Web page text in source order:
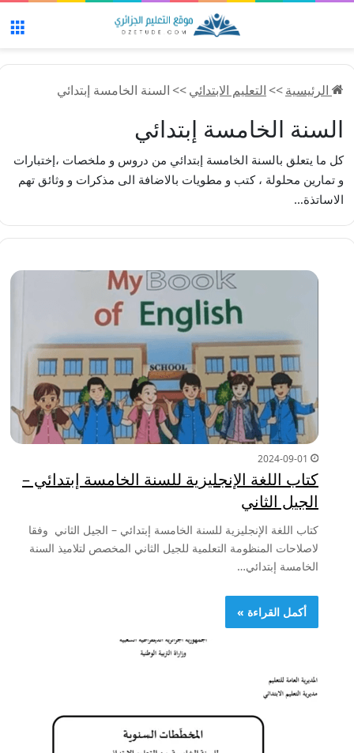
الرئيسية>>التعليم الابتدائي>>السنة الخامسة إبتدائي
السنة الخامسة إبتدائي
كل ما يتعلق بالسنة الخامسة إبتدائي من دروس و ملخصات ،إختبارات
و تمارين محلولة ، كتب و مطويات بالاضافة الى مذكرات و وثائق تهم
الاساتذة…
2024-09-01
كتاب اللغة الإنجليزية للسنة الخامسة إبتدائي –
الجيل الثاني
كتاب اللغة الإنجليزية للسنة الخامسة إبتدائي – الجيل الثاني وفقا
لاصلاحات المنظومة التعلمية للجيل الثاني المخصص لتلاميذ السنة
الخامسة إبتدائي…
أكمل القراءة »